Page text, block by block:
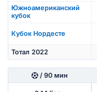
Южноамериканский
кубок
Кубок Нордесте
Тотал 2022
/ 90 мин